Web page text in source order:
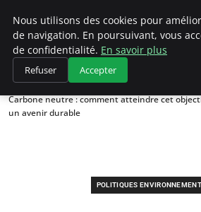
Accueil
Politiques environnementales
Carbone neutre : comment atteindre cet
un avenir durable
POLITIQUES
Nous utilisons des cookies pour
de navigation. En poursuivant, vous
de confidentialité. En savoir plus
Refuser Accepter